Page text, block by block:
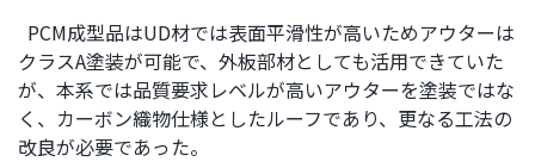
PCM成型品はUD材では表面平滑性が高いためアウターは
クラスA塗装が可能で、外板部材としても活用できていた
が、本系では品質要求レベルが高いアウターを塗装ではな
く、カーボン織物仕様としたルーフであり、更なる工法の
改良が必要であった。